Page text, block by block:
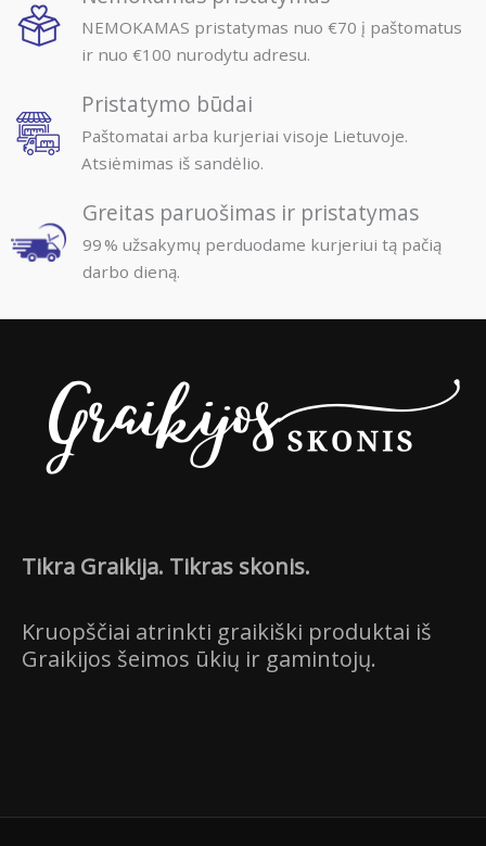
Kilmės šalis Graikija
NEMOKAMAS pristatymas nuo €70 į paštomatus
ir nuo €100 nurodytu adresu.
Pristatymo būdai
Paštomatai arba kurjeriai visoje Lietuvoje.
Atsiėmimas iš sandėlio.
Greitas paruošimas ir pristatymas
99 % užsakymų perduodame kurjeriui tą pačią
darbo dieną.
Tikra Graikija. Tikras skonis.
Kruopščiai atrinkti graikiški produktai iš
Graikijos šeimos ūkių ir gamintojų.